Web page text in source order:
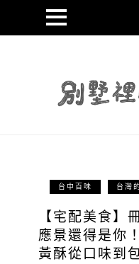
台中百味 台灣
【宅配美食】
應景還得是你
黃酥從口味到